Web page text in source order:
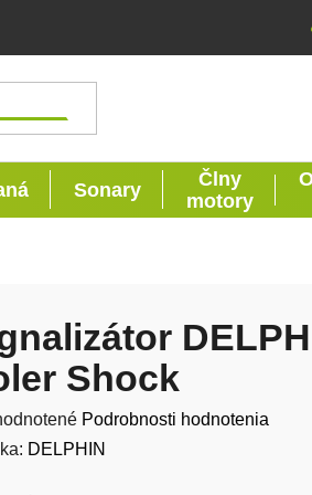
Sonary
Člny
motory
Shock
hodnotenie produktu je 0,0 z 5
Podrobnosti hodnotenia
DELPHIN